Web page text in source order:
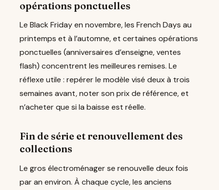
opérations ponctuelles
Le Black Friday en novembre, les French Days au
printemps et à l’automne, et certaines opérations
ponctuelles (anniversaires d’enseigne, ventes
flash) concentrent les meilleures remises. Le
réflexe utile : repérer le modèle visé deux à trois
semaines avant, noter son prix de référence, et
n’acheter que si la baisse est réelle.
Fin de série et renouvellement des
collections
Le gros électroménager se renouvelle deux fois
par an environ. À chaque cycle, les anciens